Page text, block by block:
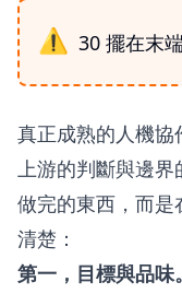
30 擺在末
真正成熟的人機
上游的判斷與邊
做完的東西，而
清楚：
第一，目標與品味。